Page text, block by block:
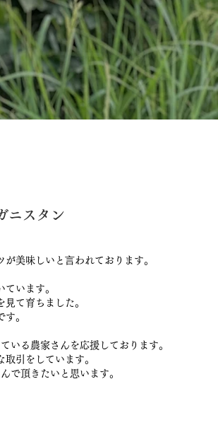
ニスタン
美味しいと⾔われております。
います。
て育ちました。
。
いる農家さんを応援しております。
引をしています。
で頂きたいと思います。